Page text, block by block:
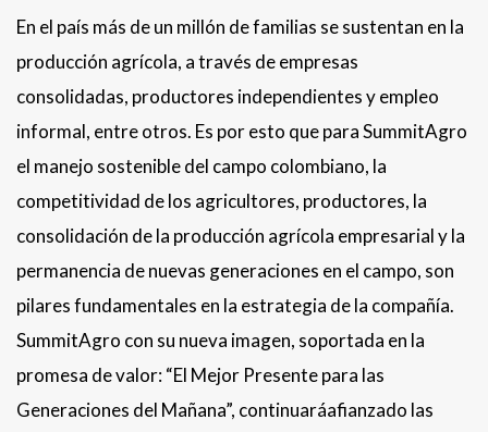
En el país más de un millón de familias se sustentan en la
producción agrícola, a través de empresas
consolidadas, productores independientes y empleo
informal, entre otros. Es por esto que para SummitAgro
el manejo sostenible del campo colombiano, la
competitividad de los agricultores, productores, la
consolidación de la producción agrícola empresarial y la
permanencia de nuevas generaciones en el campo, son
pilares fundamentales en la estrategia de la compañía.
SummitAgro con su nueva imagen, soportada en la
promesa de valor: “El Mejor Presente para las
Generaciones del Mañana”, continuaráafianzado las